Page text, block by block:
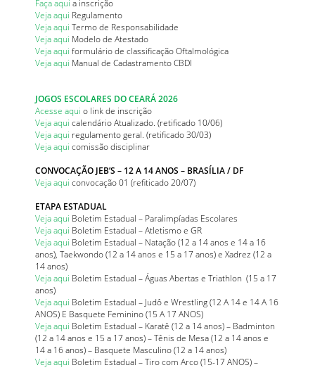
Faça aqui a inscrição
Veja aqui Regulamento
Veja aqui Termo de Responsabilidade
Veja aqui Modelo de Atestado
Veja aqui formulário de classificação Oftalmológica
Veja aqui Manual de Cadastramento CBDI
JOGOS ESCOLARES DO CEARÁ 2026
Acesse aqui o link de inscrição
Veja aqui calendário Atualizado. (retificado 10/06)
Veja aqui regulamento geral. (retificado 30/03)
Veja aqui comissão disciplinar
CONVOCAÇÃO JEB’S – 12 A 14 ANOS – BRASÍLIA / DF
Veja aqui convocação 01 (refiticado 20/07)
ETAPA ESTADUAL
Veja aqui Boletim Estadual – Paralimpíadas Escolares
Veja aqui Boletim Estadual – Atletismo e GR
Veja aqui Boletim Estadual – Natação (12 a 14 anos e 14 a 16
anos), Taekwondo (12 a 14 anos e 15 a 17 anos) e Xadrez (12 a
14 anos)
Veja aqui Boletim Estadual – Águas Abertas e Triathlon (15 a 17
anos)
Veja aqui Boletim Estadual – Judô e Wrestling (12 A 14 e 14 A 16
ANOS) E Basquete Feminino (15 A 17 ANOS)
Veja aqui Boletim Estadual – Karatê (12 a 14 anos) – Badminton
(12 a 14 anos e 15 a 17 anos) – Tênis de Mesa (12 a 14 anos e
14 a 16 anos) – Basquete Masculino (12 a 14 anos)
Veja aqui Boletim Estadual – Tiro com Arco (15-17 ANOS) –